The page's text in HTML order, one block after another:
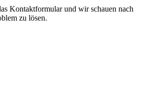
Kontaktformular und wir schauen nach
zu lösen.